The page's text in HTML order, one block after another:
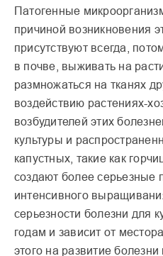
Патогенные
причиной возникновения
присутствуют всегда,
в почве, выживать на
размножаться на тканях
воздействию растениях-
возбудителей этих
культуры и
капустных, такие как
создают более серьезные
интенсивного
серьезности болезни для
годам и зависит от
этого на развитие